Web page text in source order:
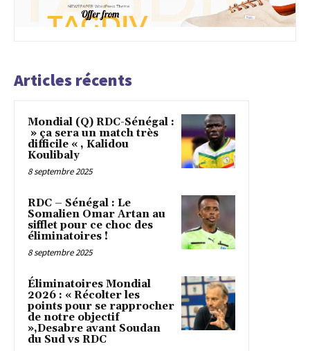
Articles récents
Mondial (Q) RDC-Sénégal :
» ça sera un match très
difficile « , Kalidou
Koulibaly
8 septembre 2025
RDC – Sénégal : Le
Somalien Omar Artan au
sifflet pour ce choc des
éliminatoires !
8 septembre 2025
Éliminatoires Mondial
2026 : « Récolter les
points pour se rapprocher
de notre objectif
»,Desabre avant Soudan
du Sud vs RDC